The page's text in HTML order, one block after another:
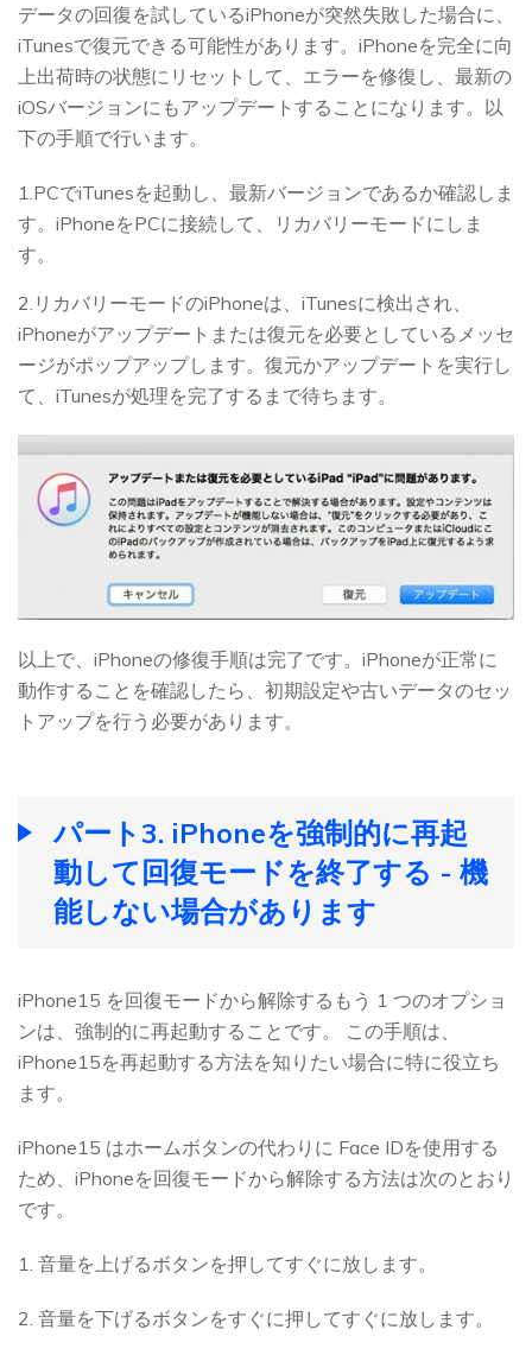
データの回復を試しているiPhoneが突然失敗した場合に、
iTunesで復元できる可能性があります。iPhoneを完全に向
上出荷時の状態にリセットして、エラーを修復し、最新の
iOSバージョンにもアップデートすることになります。以
下の手順で行います。
1.PCでiTunesを起動し、最新バージョンであるか確認しま
す。iPhoneをPCに接続して、リカバリーモードにしま
す。
2.リカバリーモードのiPhoneは、iTunesに検出され、
iPhoneがアップデートまたは復元を必要としているメッセ
ージがポップアップします。復元かアップデートを実行し
て、iTunesが処理を完了するまで待ちます。
以上で、iPhoneの修復手順は完了です。iPhoneが正常に
動作することを確認したら、初期設定や古いデータのセッ
トアップを行う必要があります。
パート3. iPhoneを強制的に再起
動して回復モードを終了する - 機
能しない場合があります
iPhone15 を回復モードから解除するもう 1 つのオプショ
ンは、強制的に再起動することです。 この手順は、
iPhone15を再起動する方法を知りたい場合に特に役立ち
ます。
iPhone15 はホームボタンの代わりに Face IDを使用する
ため、iPhoneを回復モードから解除する方法は次のとおり
です。
1. 音量を上げるボタンを押してすぐに放します。
2. 音量を下げるボタンをすぐに押してすぐに放します。